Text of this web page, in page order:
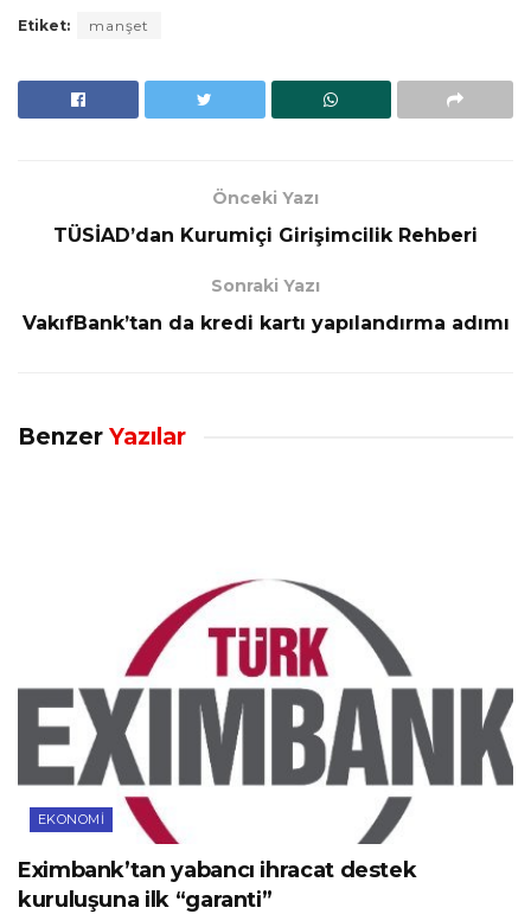
Etiket: manşet
Önceki Yazı
TÜSİAD’dan Kurumiçi Girişimcilik Rehberi
Sonraki Yazı
VakıfBank’tan da kredi kartı yapılandırma adımı
Benzer Yazılar
EKONOMI
Eximbank’tan yabancı ihracat destek
kuruluşuna ilk “garanti”